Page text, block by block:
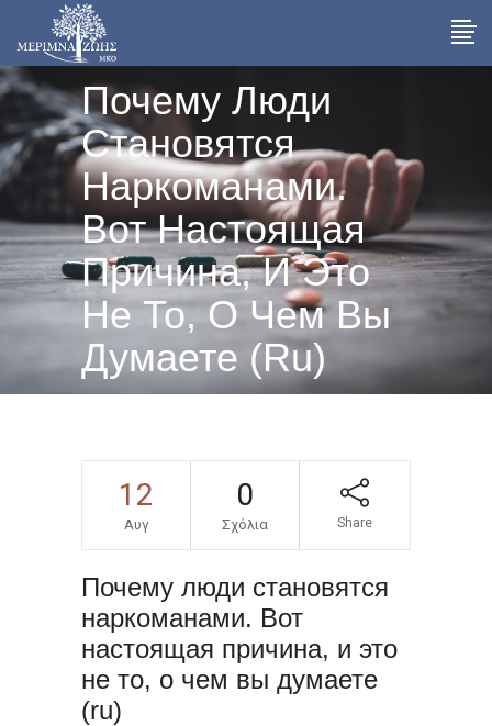
Почему Люди
Становятся
Наркоманами.
Вот Настоящая
Причина, И Это
Не То, О Чем Вы
Думаете (ru)
12
Αυγ
0
Σχόλια Share
Почему люди становятся
наркоманами. Вот
настоящая причина, и это
не то, о чем вы думаете
(ru)